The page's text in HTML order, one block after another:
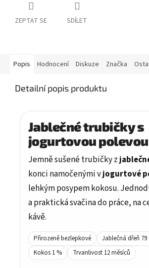
ZEPTAT SE SDÍLET
Popis Hodnocení Diskuze Značka
Detailní popis produktu
Jablečné trubičky s
jogurtovou polevou
Jemně sušené trubičky z
konci namočenými vjogurtové
lehkým posypem kokosu.
a praktická svačina do práce, na
kávě.
Přirozeně bezlepkové
Jablečná dřeň 79
Kokos 1 %
Trvanlivost 12 měsíců